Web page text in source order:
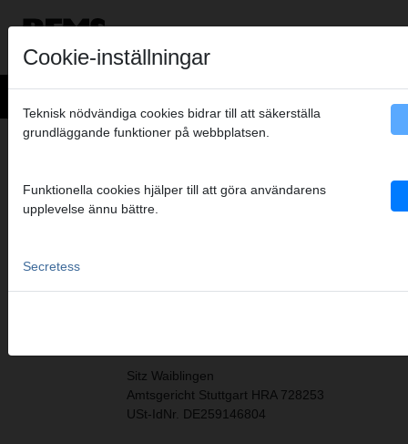
KONCERN HUVUDKONTOR
Sitz Waiblingen
Amtsgericht Stuttgart HRA 728253
USt-IdNr. DE259146804
Cookie-inställningar
Teknisk nödvändiga cookies bidrar till att säkerställa
grundläggande funktioner på webbplatsen.
Funktionella cookies hjälper till att göra användarens
upplevelse ännu bättre.
Secretess